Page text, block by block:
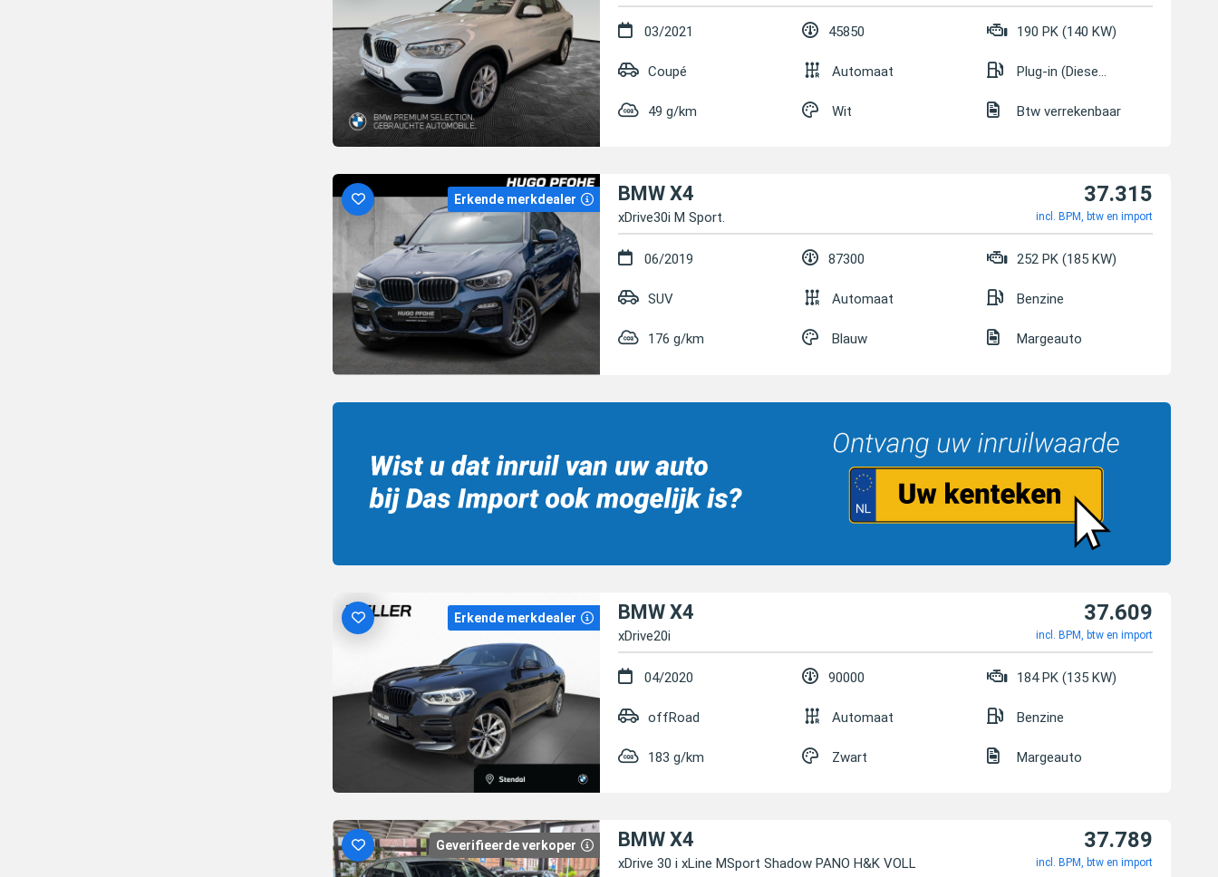
03/2021 45850 190 PK (140 KW)
Coupé Automaat Plug-in (Diesel/Elektrisch)
49 g/km Wit Btw verrekenbaar
Erkende merkdealer BMW X4
xDrive30i M Sport.
37.315
incl. BPM, btw en import
06/2019 87300 252 PK (185 KW)
SUV Automaat Benzine
176 g/km Blauw Margeauto
Erkende merkdealer BMW X4
xDrive20i
37.609
incl. BPM, btw en import
04/2020 90000 184 PK (135 KW)
offRoad Automaat Benzine
183 g/km Zwart Margeauto
Geverifieerde verkoper BMW X4
xDrive 30 i xLine MSport Shadow PANO H&K VOLL
37.789
incl. BPM, btw en import